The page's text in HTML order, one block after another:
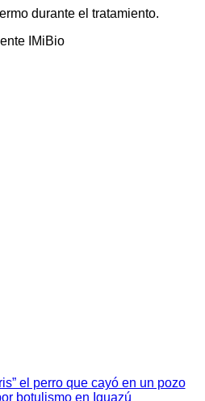
durante el tratamiento.
IMiBio
el perro que cayó en un pozo
botulismo en Iguazú